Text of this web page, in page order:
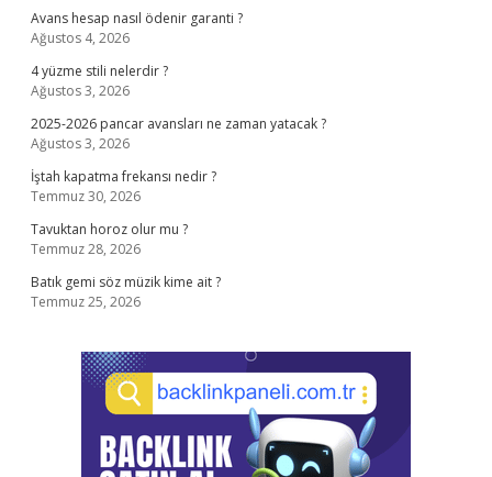
Avans hesap nasıl ödenir garanti ?
Ağustos 4, 2026
4 yüzme stili nelerdir ?
Ağustos 3, 2026
2025-2026 pancar avansları ne zaman yatacak ?
Ağustos 3, 2026
İştah kapatma frekansı nedir ?
Temmuz 30, 2026
Tavuktan horoz olur mu ?
Temmuz 28, 2026
Batık gemi söz müzik kime ait ?
Temmuz 25, 2026